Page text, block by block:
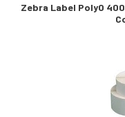
Zebra Label PolyO